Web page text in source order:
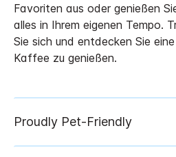
Favoriten aus oder genießen
alles in Ihrem eigenen Tempo.
Sie sich und entdecken Sie
Kaffee zu genießen.